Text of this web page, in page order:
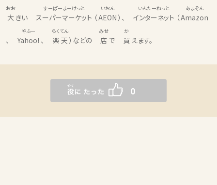
大
おお
きい スーパーマーケット
すーぱーまーけっと
（AEON
いおん
）、 インターネット
いんたーねっと
（Amazon
あまぞん
、 Yahoo!
やふー
、 楽天
らくてん
）などの 店
みせ
で 買
か
えます。
0